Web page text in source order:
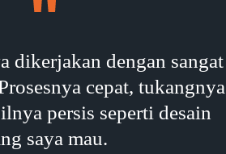
dikerjakan dengan sangat
cepat, tukangnya
persis seperti desain
saya mau.